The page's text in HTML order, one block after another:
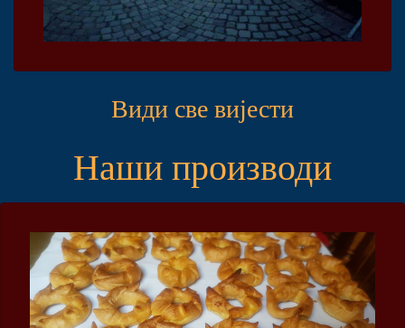
Види све вијести
Наши производи